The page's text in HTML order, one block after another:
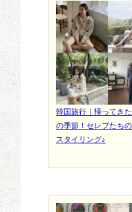
韓国旅行｜帰ってき
の季節！セレブたち
スタイリング♪